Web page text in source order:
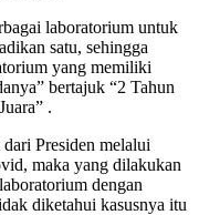
laboratorium untuk
satu, sehingga
yang memiliki
bertajuk “2 Tahun
.
Presiden melalui
maka yang dilakukan
dengan
diketahui kasusnya itu